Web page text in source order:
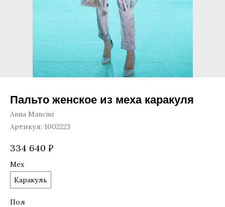
Пальто женское из меха каракуля
Anna Mancini
Артикул: 1002223
334 640 ₽
Мех
Каракуль
Пол